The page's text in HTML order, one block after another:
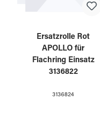
Ersatzrolle Rot
APOLLO für
Flachring Einsatz
3136822
3136824